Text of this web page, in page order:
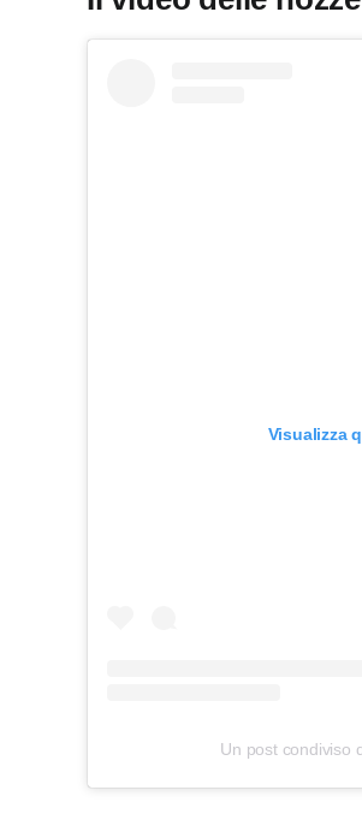
Visualizza
Un post condiviso